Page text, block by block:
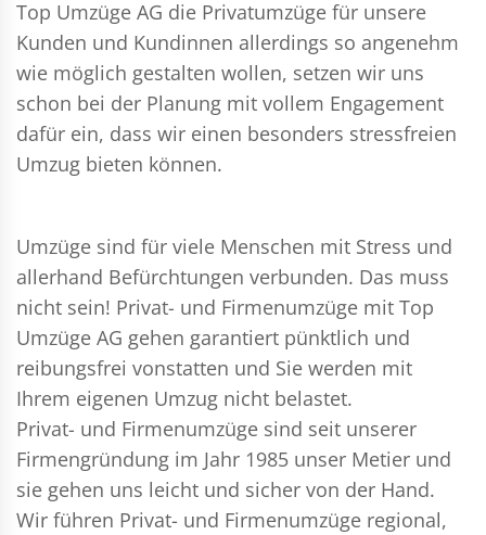
Top Umzüge AG die Privatumzüge für unsere
Kunden und Kundinnen allerdings so angenehm
wie möglich gestalten wollen, setzen wir uns
schon bei der Planung mit vollem Engagement
dafür ein, dass wir einen besonders stressfreien
Umzug bieten können.
Umzüge sind für viele Menschen mit Stress und
allerhand Befürchtungen verbunden. Das muss
nicht sein! Privat- und Firmenumzüge mit Top
Umzüge AG gehen garantiert pünktlich und
reibungsfrei vonstatten und Sie werden mit
Ihrem eigenen Umzug nicht belastet.
Privat- und Firmenumzüge sind seit unserer
Firmengründung im Jahr 1985 unser Metier und
sie gehen uns leicht und sicher von der Hand.
Wir führen Privat- und Firmenumzüge regional,